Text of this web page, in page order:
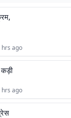
hrs ago
कड़ी
hrs ago